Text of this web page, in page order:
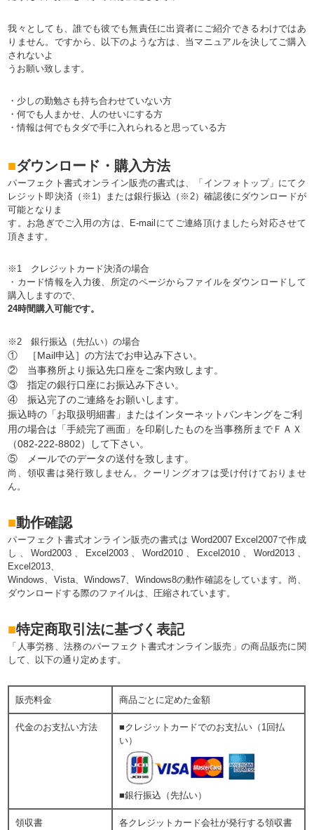
我々としても、誰でも彼でも無責任に出資者にご紹介できるわけではあ
りません。ですから、以下のような方は、当マニュアルを決してご購入
されないよ
うお願い致します。
・少しの勤勉さも持ち合わせていない方
・何でも人まかせ、人のせいにする方
・情報は何でもタダで手に入れられると思っている方
■ダウンロード・購入方法
パーフェクト書式オンライン販売の書式は、「インフォトップ」にてク
レジット即決済（※1）または銀行振込（※2）確認後にダウンロードが
可能となりま
す。お急ぎでご入用の方は、E-mailにてご連絡頂けましたら対応させて
頂きます。
※1 クレジットカード決済の場合
・カード情報を入力後、所定のページからファイルをダウンロードして
購入しますので、
24時間購入可能です。
※2 銀行振込（先払い）の場合
① ［Mail申込］の方法でお申込み下さい。
② 当事務所より振込先口座をご案内致します。
③ 指定の銀行口座にお振込み下さい。
④ 振込完了のご連絡をお願いします。
振込時の「お取扱明細書」またはインターネットバンキングをご利
用の場合は「手続完了画面」を印刷したものを当事務所までＦＡＸ
（082-222-8802）して下さい。
⑤ メールでのデータの送付を致します。
尚、領収書は発行致しません。クーリングオフは受け付けておりませ
ん。
■動作確認
パーフェクト書式オンライン販売の書式は Word2007 Excel2007で作成
し、Word2003、Excel2003、Word2010、Excel2010、Word2013、
Excel2013、
Windows、Vista、Windows7、Windows8の動作確認をしています。尚、
ダウンロードする際のファイルは、圧縮されています。
■特定商取引法に基づく表記
「人事労務、法務のパーフェクト書式オンライン販売」の商品販売に関
して、以下の通り定めます。
販売料金 商品ごとに定めた金額
代金のお支払い方法
■クレジットカードでのお支払い（1回払
い）
■銀行振込（先払い）
領収書
各クレジットカード会社が発行する領収書